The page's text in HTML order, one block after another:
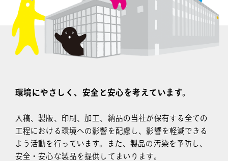
環境にやさしく、安全と安心を考えています。
入稿、製版、印刷、加工、納品の当社が保有する全ての
工程における環境への影響を配慮し、影響を軽減できる
よう活動を行っています。
また、製品の汚染を予防し、
安全・安心な製品を提供してまいります。